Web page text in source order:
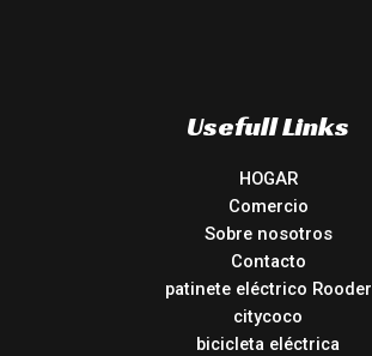
Usefull Links
HOGAR
Comercio
Sobre nosotros
Contacto
patinete eléctrico Rooder
citycoco
bicicleta eléctrica